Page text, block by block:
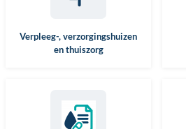
Verpleeg-, verzorgingshuizen
en thuiszorg